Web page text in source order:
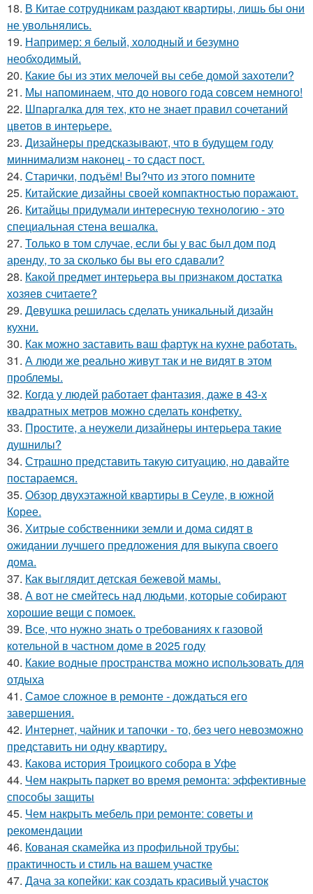
18. В Китае сотрудникам раздают квартиры, лишь бы они
не увольнялись.
19. Например: я белый, холодный и безумно
необходимый.
20. Какие бы из этих мелочей вы себе домой захотели?
21. Мы напоминаем, что до нового года совсем немного!
22. Шпаргалка для тех, кто не знает правил сочетаний
цветов в интерьере.
23. Дизайнеры предсказывают, что в будущем году
миннимализм наконец - то сдаст пост.
24. Старички, подъём! Вы?что из этого помните
25. Китайские дизайны своей компактностью поражают.
26. Китайцы придумали интересную технологию - это
специальная стена вешалка.
27. Только в том случае, если бы у вас был дом под
аренду, то за сколько бы вы его сдавали?
28. Какой предмет интерьера вы признаком достатка
хозяев считаете?
29. Девушка решилась сделать уникальный дизайн
кухни.
30. Как можно заставить ваш фартук на кухне работать.
31. А люди же реально живут так и не видят в этом
проблемы.
32. Когда у людей работает фантазия, даже в 43-х
квадратных метров можно сделать конфетку.
33. Простите, а неужели дизайнеры интерьера такие
душнилы?
34. Страшно представить такую ситуацию, но давайте
постараемся.
35. Обзор двухэтажной квартиры в Сеуле, в южной
Корее.
36. Хитрые собственники земли и дома сидят в
ожидании лучшего предложения для выкупа своего
дома.
37. Как выглядит детская бежевой мамы.
38. А вот не смейтесь над людьми, которые собирают
хорошие вещи с помоек.
39. Все, что нужно знать о требованиях к газовой
котельной в частном доме в 2025 году
40. Какие водные пространства можно использовать для
отдыха
41. Самое сложное в ремонте - дождаться его
завершения.
42. Интернет, чайник и тапочки - то, без чего невозможно
представить ни одну квартиру.
43. Какова история Троицкого собора в Уфе
44. Чем накрыть паркет во время ремонта: эффективные
способы защиты
45. Чем накрыть мебель при ремонте: советы и
рекомендации
46. Кованая скамейка из профильной трубы:
практичность и стиль на вашем участке
47. Дача за копейки: как создать красивый участок